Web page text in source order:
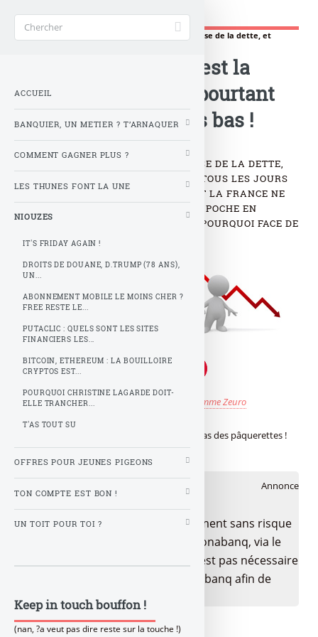
Gère ta tune !
Dis-moi pourquoi, c’est la crise de la dette, et
Dis-moi pourquoi, c’est la
crise de la dette, et pourtant
les taux sont au plus bas !
T’AS ENTENDU CLAIR, C’EST LA CRISE DE LA DETTE,
C’EST CHAZALE QUI TE L’ANNONCE TOUS LES JOURS
AU GRAND JOURNAL ! ET POURTANT LA FRANCE NE
S’EN EST JAMAIS AUTANT DANS LA POCHE EN
VENDANT SES BRIOCHES... DIS-MOI POURQUOI FACE DE
RAT !
© stock.adobe.com
Publié levendredi 14 décembre 2012 Z comme Zeuro
En pleine crise, les taux de la dette sont au ras des pâquerettes !
Annonce
🎁 Bon plan épargne
Bénéficiez de cette offre de placement sans risque
pour votre épargne, auprès de Monabanq, via le
compte rémunéré Rentabilis. Il n’est pas nécessaire
d’ouvrir un compte courant Monabanq afin de
pouvoir en bénéficier.
ACCUEIL
BANQUIER, UN METIER ? T’ARNAQUER
COMMENT GAGNER PLUS ?
LES THUNES FONT LA UNE
NIOUZES
IT'S FRIDAY AGAIN !
DROITS DE DOUANE, D.TRUMP (78 ANS),
UN...
ABONNEMENT MOBILE LE MOINS CHER ?
FREE RESTE LE...
PUTACLIC : QUELS SONT LES SITES
FINANCIERS LES...
BITCOIN, ETHEREUM : LA BOUILLOIRE
CRYPTOS EST...
POURQUOI CHRISTINE LAGARDE DOIT-
ELLE TRANCHER...
T'AS TOUT SU
OFFRES POUR JEUNES PIGEONS
TON COMPTE EST BON !
UN TOIT POUR TOI ?
Keep in touch bouffon !
(nan, ?a veut pas dire reste sur la touche !)